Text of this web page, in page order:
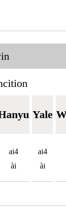
Yale
ai4
ài
ai4
ài